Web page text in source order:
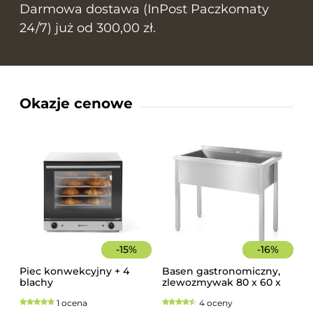
Darmowa dostawa (InPost Paczkomaty
24/7) już od 300,00 zł.
Okazje cenowe
-15%
Piec konwekcyjny + 4
blachy
1 ocena
-16%
Basen gastronomiczny,
zlewozmywak 80 x 60 x
4 oceny